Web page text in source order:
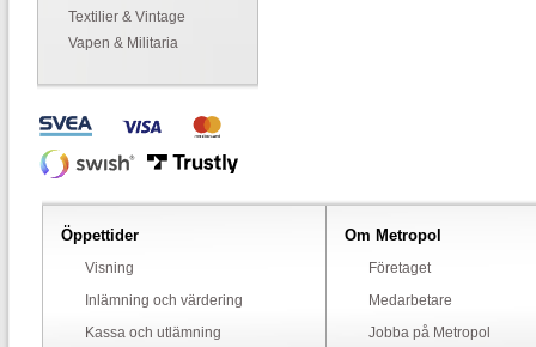
Textilier & Vintage
Vapen & Militaria
Öppettider
Visning
Inlämning och värdering
Kassa och utlämning
Om Metropol
Företaget
Medarbetare
Jobba på Metropol